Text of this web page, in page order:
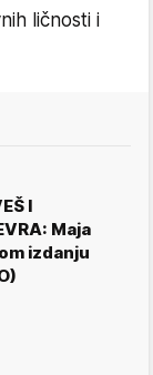
ličnosti i
I
Maja
izdanju